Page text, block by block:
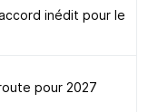
inédit pour le
pour 2027